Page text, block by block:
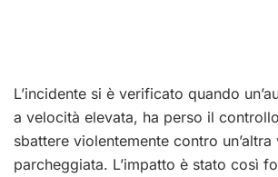
L’incidente si è verificato quando
a velocità elevata, ha perso il
sbattere violentemente contro un’altra
parcheggiata. L’impatto è stato così